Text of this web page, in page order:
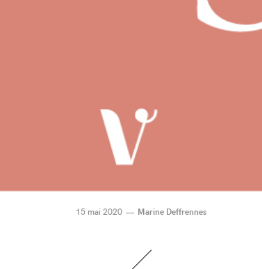
15 mai 2020 Marine Deffrennes